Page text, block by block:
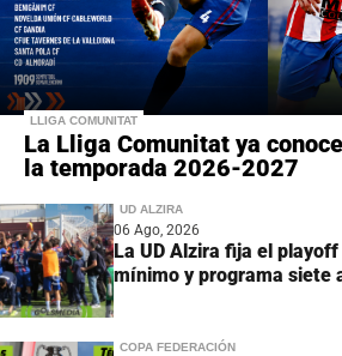
LLIGA COMUNITAT
La Lliga Comunitat ya
la temporada 2026-2027
UD ALZIRA
06 Ago, 2026
La UD Alzira fija el
mínimo y programa siete
COPA FEDERACIÓN